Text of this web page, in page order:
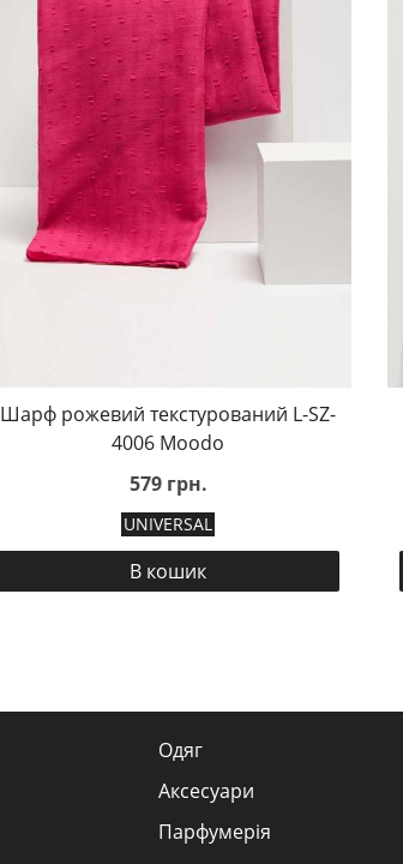
Шарф рожевий текстурований L-SZ-
4006 Moodo
579 грн.
UNIVERSAL
В кошик
Одяг
Аксесуари
Парфумерія